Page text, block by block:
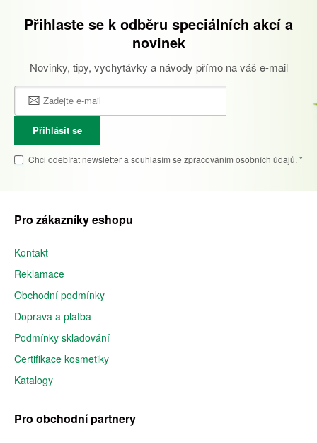
Přihlaste se k odběru speciálních akcí a
novinek
Novinky, tipy, vychytávky a návody přímo na váš e-mail
Přihlásit se
Chci odebírat newsletter a souhlasím se zpracováním osobních údajů. *
Pro zákazníky eshopu
Kontakt
Reklamace
Obchodní podmínky
Doprava a platba
Podmínky skladování
Certifikace kosmetiky
Katalogy
Pro obchodní partnery